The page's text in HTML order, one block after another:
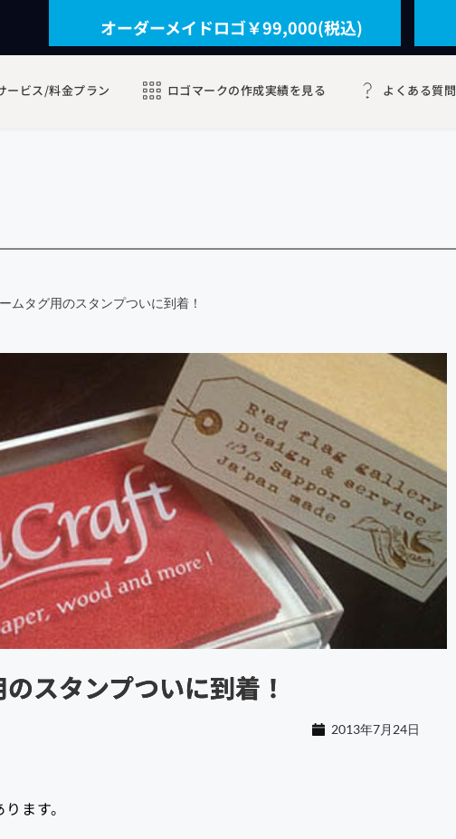
オーダーメイドロゴ￥99,000(税込)
ービス/料金プラン ロゴマークの作成実績を見る よくある質問
ムタグ用のスタンプついに到着！
スタンプついに到着！
2013年7月24日
ます。